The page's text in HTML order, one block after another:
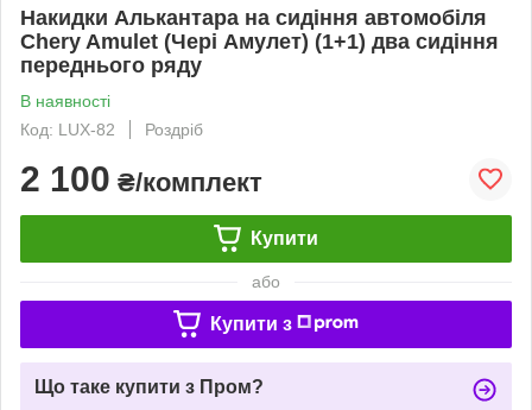
Накидки Алькантара на сидіння автомобіля
Chery Amulet (Чері Амулет) (1+1) два сидіння
переднього ряду
В наявності
Код: LUX-82
Роздріб
2 100 ₴/комплект
Купити
або
Купити з
Що таке купити з Пром?